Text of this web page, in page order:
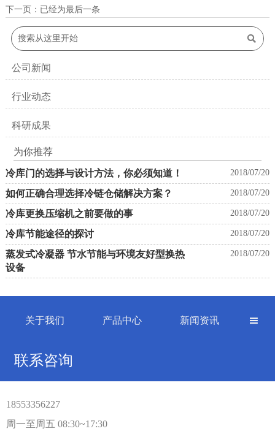
下一页：已经为最后一条

公司新闻
行业动态
科研成果
为你推荐
冷库门的选择与设计方法，你必须知道！ 2018/07/20
如何正确合理选择冷链仓储解决方案？ 2018/07/20
冷库更换压缩机之前要做的事 2018/07/20
冷库节能途径的探讨 2018/07/20
蒸发式冷凝器 节水节能与环境友好型换热
设备
2018/07/20
关于我们 产品中心 新闻资讯 
联系咨询
18553356227
周一至周五 08:30~17:30